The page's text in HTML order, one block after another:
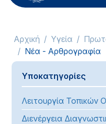
σύστημα
Αρχική Υγεία
Νέα - Αρθρογραφία
Υποκατηγορίες
Λειτουργία
Διενέργεια